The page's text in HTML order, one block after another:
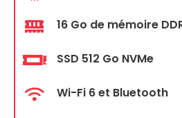
16 Go de mémoire
SSD 512 Go NVMe
Wi-Fi 6 et Bluetooth